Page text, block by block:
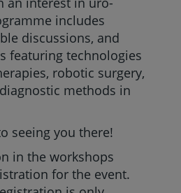
includes
discussions, and
featuring technologies
robotic surgery,
methods in
seeing you there!
in the workshops
for the event.